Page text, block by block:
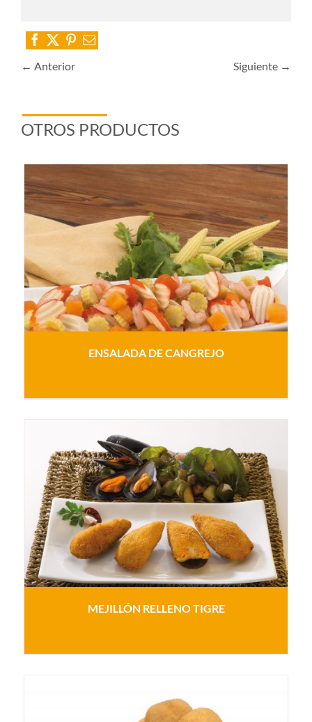
← Anterior Siguiente →
OTROS PRODUCTOS
ENSALADA DE CANGREJO
MEJILLÓN RELLENO TIGRE